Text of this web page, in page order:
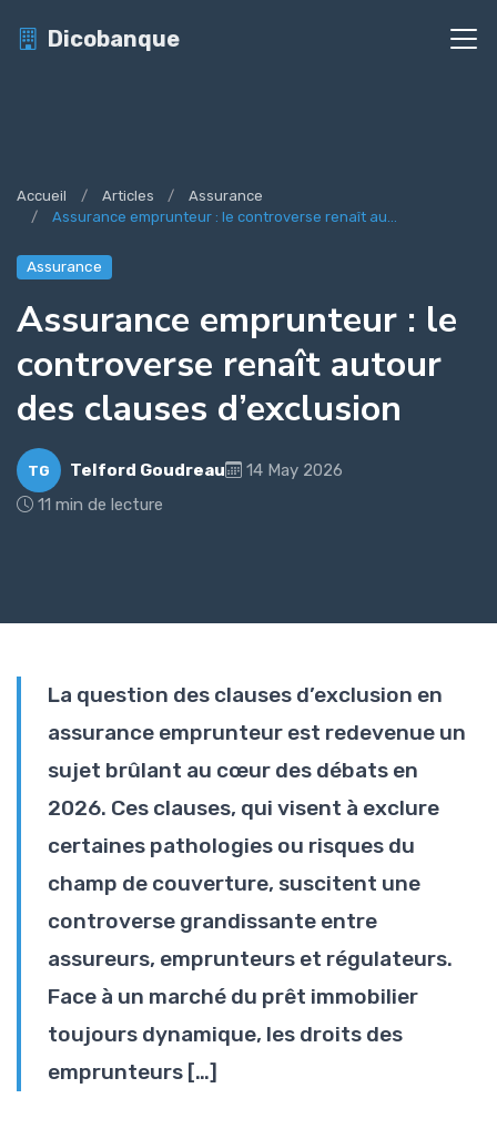
Dicobanque
Accueil Articles
Assurance
Assurance emprunteur : le controverse renaît au...
Assurance
Assurance emprunteur : le
controverse renaît autour
des clauses d’exclusion
TG Telford Goudreau
14 May 2026
11 min de lecture
La question des clauses d’exclusion en
assurance emprunteur est redevenue un
sujet brûlant au cœur des débats en
2026. Ces clauses, qui visent à exclure
certaines pathologies ou risques du
champ de couverture, suscitent une
controverse grandissante entre
assureurs, emprunteurs et régulateurs.
Face à un marché du prêt immobilier
toujours dynamique, les droits des
emprunteurs […]